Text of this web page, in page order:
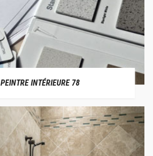
PEINTRE INTÉRIEURE 78